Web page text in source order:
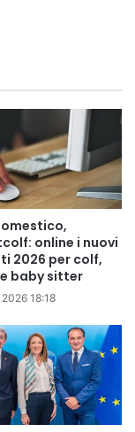
online i nuovi
2026 per colf,
baby sitter
18:18